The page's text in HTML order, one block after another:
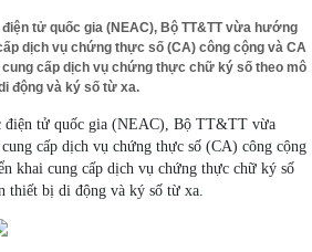
tử quốc gia (NEAC), Bộ TT&TT vừa hướng
dịch vụ chứng thực số (CA) công cộng và CA
cấp dịch vụ chứng thực chữ ký số theo mô
động và ký số từ xa.
điện tử quốc gia (NEAC), Bộ TT&TT vừa
cấp dịch vụ chứng thực số (CA) công cộng
khai cung cấp dịch vụ chứng thực chữ ký số
thiết bị di động và ký số từ xa.